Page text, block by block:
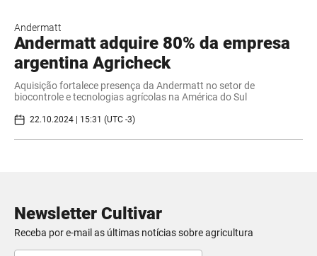
Andermatt
Andermatt adquire 80% da empresa
argentina Agricheck
Aquisição fortalece presença da Andermatt no setor de
biocontrole e tecnologias agrícolas na América do Sul
22.10.2024 | 15:31 (UTC -3)
Newsletter Cultivar
Receba por e-mail as últimas notícias sobre agricultura